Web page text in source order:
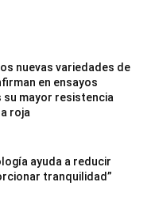
nuevas variedades de
en ensayos
su mayor resistencia
roja
ayuda a reducir
tranquilidad”